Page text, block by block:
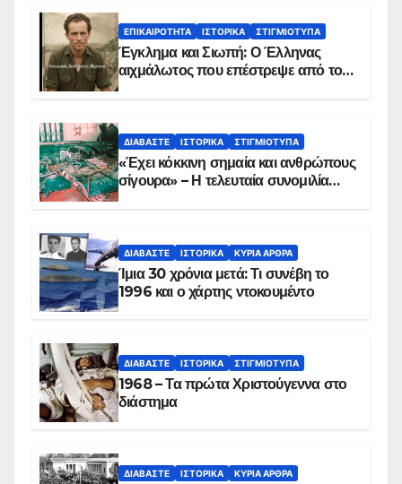
ΕΠΙΚΑΙΡΌΤΗΤΑ ΙΣΤΟΡΙΚΆ ΣΤΙΓΜΙΌΤΥΠΑ
Έγκλημα και Σιωπή: Ο Έλληνας
αιχμάλωτος που επέστρεψε από το
ΔΙΑΒΆΣΤΕ ΙΣΤΟΡΙΚΆ ΣΤΙΓΜΙΌΤΥΠΑ
«Έχει κόκκινη σημαία και ανθρώπους
σίγουρα» – Η τελευταία συνομιλία
ΔΙΑΒΆΣΤΕ ΙΣΤΟΡΙΚΆ ΚΥΡΙΑ ΑΡΘΡΑ
Ίμια 30 χρόνια μετά: Τι συνέβη το
1996 και ο χάρτης ντοκουμέντο
ΔΙΑΒΆΣΤΕ ΙΣΤΟΡΙΚΆ ΣΤΙΓΜΙΌΤΥΠΑ
1968 – Τα πρώτα Χριστούγεννα στο
διάστημα
ΔΙΑΒΆΣΤΕ ΙΣΤΟΡΙΚΆ ΚΥΡΙΑ ΑΡΘΡΑ